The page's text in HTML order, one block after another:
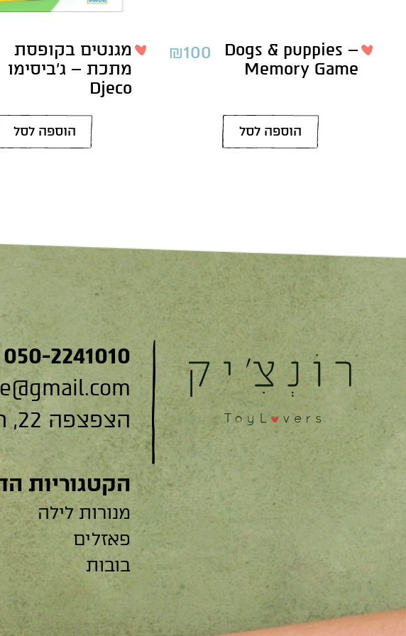
Dogs & puppies –
Memory Game
₪100
הוספה לסל
מגנטים בקופסת
מתכת – ג’ביסימו
Djeco
הוספה לסל
050-2241010
הצפצפה 22, רמת ישי
הקטגוריות
מנורות לילה
פאזלים
בובות